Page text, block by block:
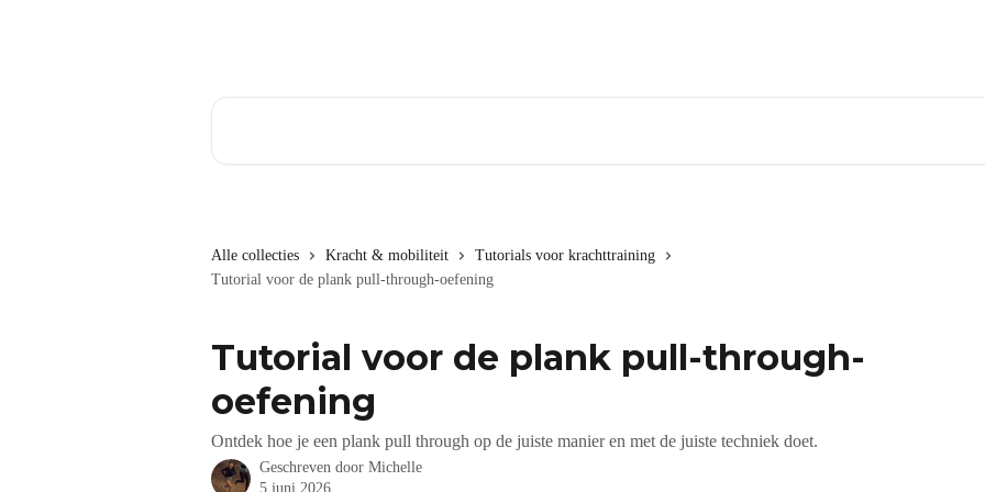
Alle collecties Kracht & mobiliteit
Tutorials voor krachttraining
Tutorial voor de plank pull-through-oefening
Tutorial voor de plank pull-through-
oefening
Ontdek hoe je een plank pull through op de juiste manier en met de juiste techniek doet.
Geschreven door Michelle
5 juni 2026